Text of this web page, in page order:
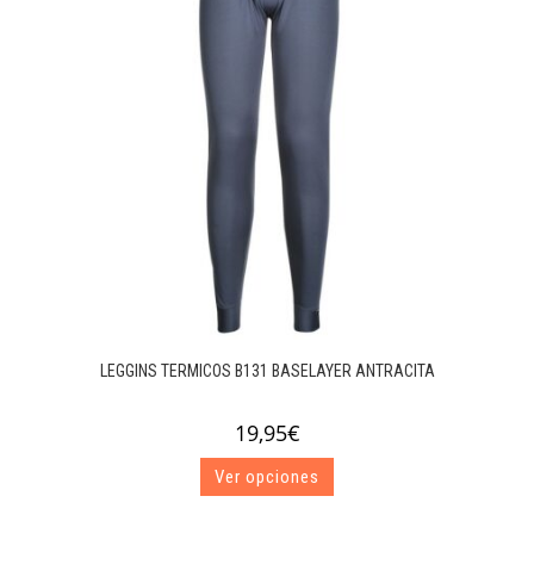
LEGGINS TERMICOS B131 BASELAYER ANTRACITA
19,95€
Ver opciones
Este
tiene